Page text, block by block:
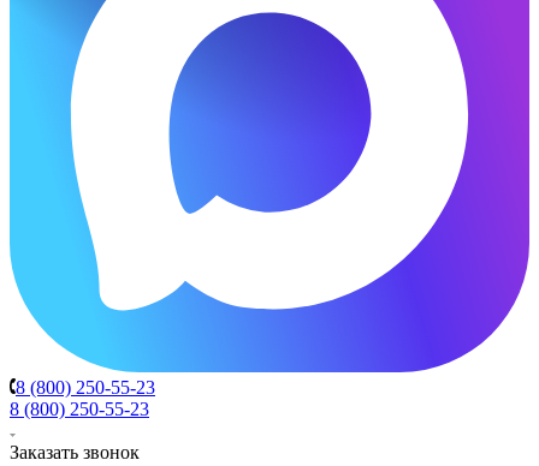
8 (800) 250-55-23
8 (800) 250-55-23
Заказать звонок